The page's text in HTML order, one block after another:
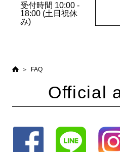
受付時間 10:00 -
18:00 (土日祝休
み)
FAQ
Official